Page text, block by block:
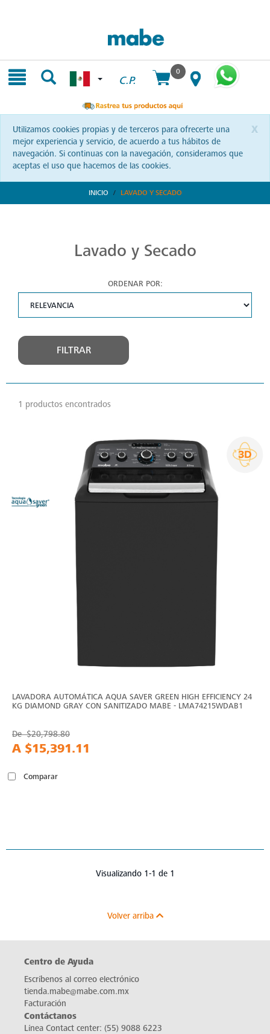
C.P.
0
x
Utilizamos cookies propias y de terceros para ofrecerte una
mejor experiencia y servicio, de acuerdo a tus hábitos de
navegación. Si continuas con la navegación, consideramos que
aceptas el uso que hacemos de las cookies.
INICIO LAVADO Y SECADO
Lavado y Secado
ORDENAR POR:
FILTRAR
1 productos encontrados
LAVADORA AUTOMÁTICA AQUA SAVER GREEN HIGH EFFICIENCY 24
KG DIAMOND GRAY CON SANITIZADO MABE - LMA74215WDAB1
De$20,798.80
A $15,391.11
Comparar
Visualizando 1-1 de 1
Volver arriba
Centro de Ayuda
Escríbenos al correo electrónico
tienda.mabe@mabe.com.mx
Facturación
Contáctanos
Línea Contact center: (55) 9088 6223